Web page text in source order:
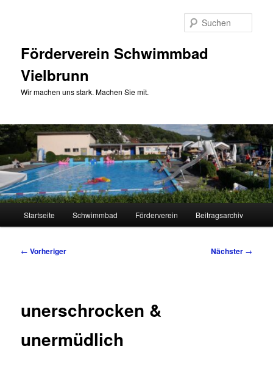
Förderverein Schwimmbad
Vielbrunn
Wir machen uns stark. Machen Sie mit.
Startseite Schwimmbad Förderverein Beitragsarchiv
Beitragsnavigation
← Vorheriger Nächster →
unerschrocken &
unermüdlich